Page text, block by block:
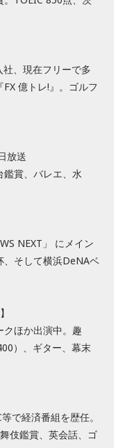
、現在フリーで多
億トレ!』。ゴルフ
放送
鑑賞、バレエ、水
NEXT」 にメイン
、そして横浜DeNAベ
ほか出演中。趣
）、ギター、幕末
で経済番組を歴任。
伎鑑賞、英会話、ゴ